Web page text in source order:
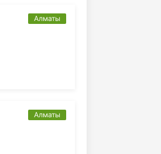
Алматы
Алматы